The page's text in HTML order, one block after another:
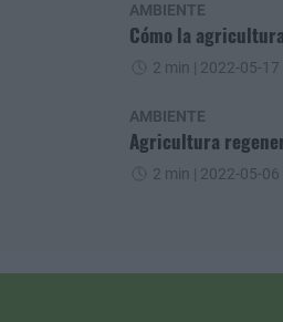
AMBIENTE
Cómo la
2 min | 2022-05-
AMBIENTE
Agricultura
2 min | 2022-05-